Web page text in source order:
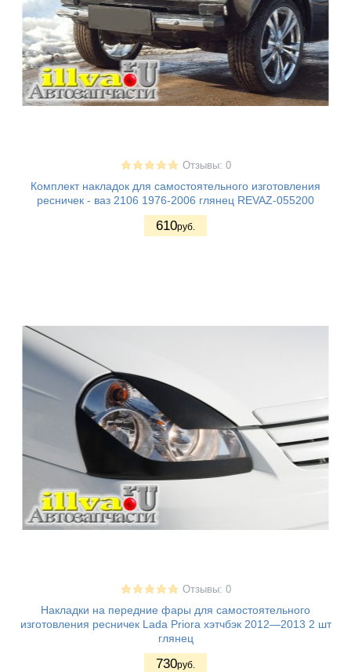
Отзывы: 0
Комплект накладок для самостоятельного изготовления
ресничек - ваз 2106 1976-2006 глянец REVAZ-055200
610руб.
Отзывы: 0
Накладки на передние фары для самостоятельного
изготовления ресничек Lada Priora хэтчбэк 2012—2013 2 шт
глянец
730руб.